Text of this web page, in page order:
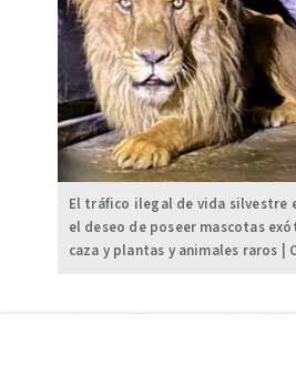
El tráfico ilegal de vida silvestre
el deseo de poseer mascotas
caza y plantas y animales raros |
Sin embargo, el